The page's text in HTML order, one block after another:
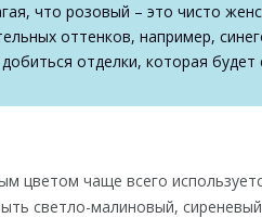
что розовый – это чисто
оттенков, например,
отделки, которая будет
цветом чаще всего
светло-малиновый,